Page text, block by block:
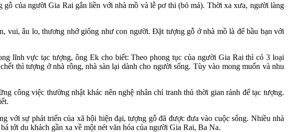
của người Gia Rai gắn liền với nhà mồ và lễ pơ thi (bỏ mả). Thời xa xưa, người làng
vui, âu lo, thương nhớ giống như con người. Đặt tượng gỗ ở nhà mồ là để bầu bạn với
lĩnh vực tạc tượng, ông Ek cho biết: Theo phong tục của người Gia Rai thì có 3 loại
thì tượng ở nhà rông, nhà sàn lại dành cho người sống. Tùy vào mong muốn và nhu
công việc thường nhật khác nên nghệ nhân chỉ tranh thủ thời gian rảnh để tạc tượng.
với sự phát triển của xã hội hiện đại, tượng gỗ đã được đưa vào cuộc sống. Nhiều nhà
tới du khách gần xa về một nét văn hóa của người Gia Rai, Ba Na.